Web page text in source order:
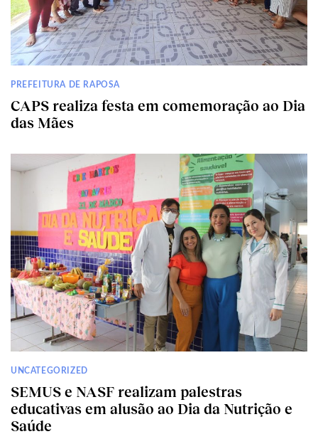
PREFEITURA DE RAPOSA
CAPS realiza festa em comemoração ao Dia
das Mães
UNCATEGORIZED
SEMUS e NASF realizam palestras
educativas em alusão ao Dia da Nutrição e
Saúde